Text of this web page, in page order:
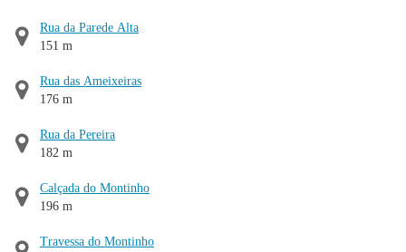
Rua da Parede Alta
151 m
Rua das Ameixeiras
176 m
Rua da Pereira
182 m
Calçada do Montinho
196 m
Travessa do Montinho